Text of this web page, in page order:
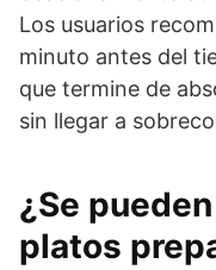
Los usuarios
minuto antes del
que termine de
sin llegar a
¿Se
platos